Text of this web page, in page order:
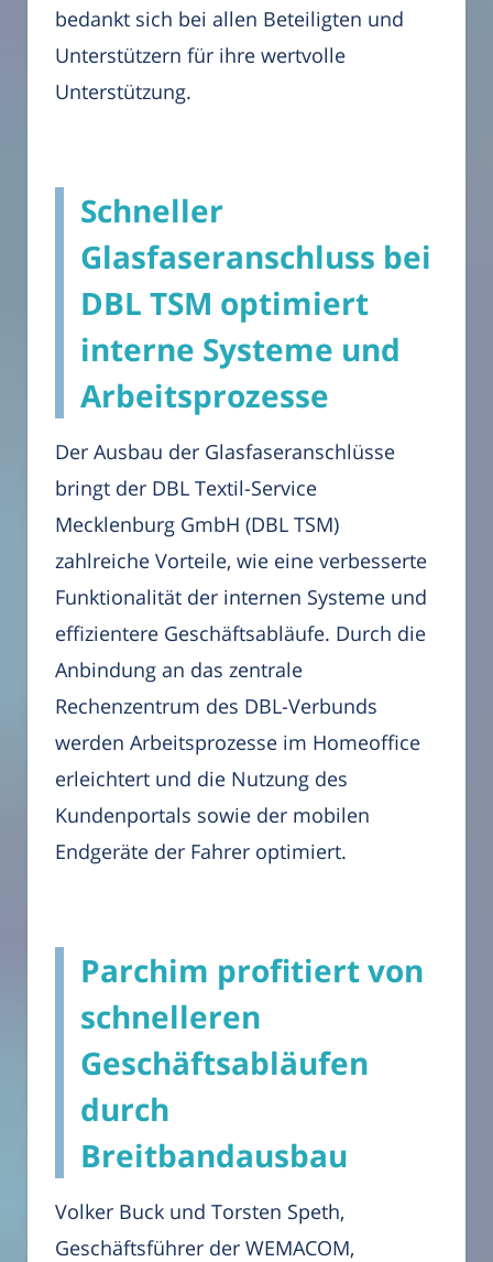
bedankt sich bei allen Beteiligten und
Unterstützern für ihre wertvolle
Unterstützung.
Schneller
Glasfaseranschluss bei
DBL TSM optimiert
interne Systeme und
Arbeitsprozesse
Der Ausbau der Glasfaseranschlüsse
bringt der DBL Textil-Service
Mecklenburg GmbH (DBL TSM)
zahlreiche Vorteile, wie eine verbesserte
Funktionalität der internen Systeme und
effizientere Geschäftsabläufe. Durch die
Anbindung an das zentrale
Rechenzentrum des DBL-Verbunds
werden Arbeitsprozesse im Homeoffice
erleichtert und die Nutzung des
Kundenportals sowie der mobilen
Endgeräte der Fahrer optimiert.
Parchim profitiert von
schnelleren
Geschäftsabläufen
durch
Breitbandausbau
Volker Buck und Torsten Speth,
Geschäftsführer der WEMACOM,